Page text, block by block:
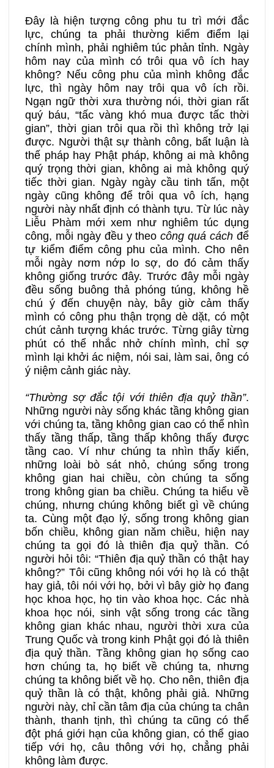
Đây là hiện tượng công phu tu trì mới đắc
lực, chúng ta phải thường kiểm điểm lại
chính mình, phải nghiêm túc phản tỉnh. Ngày
hôm nay của mình có trôi qua vô ích hay
không? Nếu công phu của mình không đắc
lực, thì ngày hôm nay trôi qua vô ích rồi.
Ngạn ngữ thời xưa thường nói, thời gian rất
quý báu, “tấc vàng khó mua được tấc thời
gian”, thời gian trôi qua rồi thì không trở lại
được. Người thật sự thành công, bất luận là
thế pháp hay Phật pháp, không ai mà không
quý trọng thời gian, không ai mà không quý
tiếc thời gian. Ngày ngày cầu tinh tấn, một
ngày cũng không để trôi qua vô ích, hạng
người này nhất định có thành tựu. Từ lúc này
Liễu Phàm mới xem như nghiêm túc dụng
công, mỗi ngày đều y theocông quá cách để
tự kiểm điểm công phu của mình. Cho nên
mỗi ngày nơm nớp lo sợ, do đó cảm thấy
không giống trước đây. Trước đây mỗi ngày
đều sống buông thả phóng túng, không hề
chú ý đến chuyện này, bây giờ cảm thấy
mình có công phu thận trọng dè dặt, có một
chút cảnh tượng khác trước. Từng giây từng
phút có thể nhắc nhở chính mình, chỉ sợ
mình lại khởi ác niệm, nói sai, làm sai, ông có
ý niệm cảnh giác này.
“Thường sợ đắc tội với thiên địa quỷ thần”.
Những người này sống khác tầng không gian
với chúng ta, tầng không gian cao có thể nhìn
thấy tầng thấp, tầng thấp không thấy được
tầng cao. Ví như chúng ta nhìn thấy kiến,
những loài bò sát nhỏ, chúng sống trong
không gian hai chiều, còn chúng ta sống
trong không gian ba chiều. Chúng ta hiểu về
chúng, nhưng chúng không biết gì về chúng
ta. Cùng một đạo lý, sống trong không gian
bốn chiều, không gian năm chiều, hiện nay
chúng ta gọi đó là thiên địa quỷ thần. Có
người hỏi tôi: “Thiên địa quỷ thần có thật hay
không?” Tôi cũng không nói với họ là có thật
hay giả, tôi nói với họ, bởi vì bây giờ họ đang
học khoa học, họ tin vào khoa học. Các nhà
khoa học nói, sinh vật sống trong các tầng
không gian khác nhau, người thời xưa của
Trung Quốc và trong kinh Phật gọi đó là thiên
địa quỷ thần. Tầng không gian họ sống cao
hơn chúng ta, họ biết về chúng ta, nhưng
chúng ta không biết về họ. Cho nên, thiên địa
quỷ thần là có thật, không phải giả. Những
người này, chỉ cần tâm địa của chúng ta chân
thành, thanh tịnh, thì chúng ta cũng có thể
đột phá giới hạn của không gian, có thể giao
tiếp với họ, câu thông với họ, chẳng phải
không làm được.